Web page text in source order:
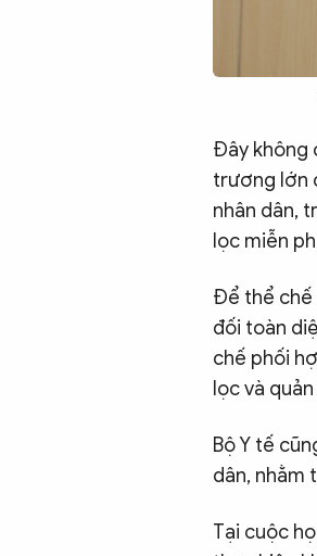
Đây không
trương lớn
nhân dân,
lọc miễn
Để thể chế
đối toàn
chế phối
lọc và
Bộ Y tế
dân, nhằm
Tại cuộc